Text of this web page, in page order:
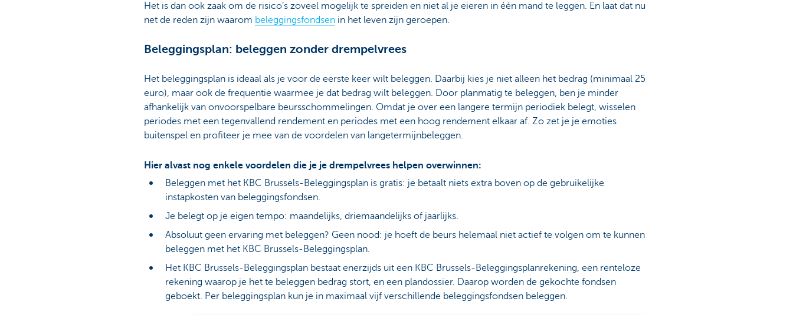
Het is dan ook zaak om de risico’s zoveel mogelijk te spreiden en niet al je eieren in één mand te leggen. En laat dat nu
net de reden zijn waarom beleggingsfondsen in het leven zijn geroepen.
Beleggingsplan: beleggen zonder drempelvrees
Het beleggingsplan is ideaal als je voor de eerste keer wilt beleggen. Daarbij kies je niet alleen het bedrag (minimaal 25
euro), maar ook de frequentie waarmee je dat bedrag wilt beleggen. Door planmatig te beleggen, ben je minder
afhankelijk van onvoorspelbare beursschommelingen. Omdat je over een langere termijn periodiek belegt, wisselen
periodes met een tegenvallend rendement en periodes met een hoog rendement elkaar af. Zo zet je je emoties
buitenspel en profiteer je mee van de voordelen van langetermijnbeleggen.
Hier alvast nog enkele voordelen die je je drempelvrees helpen overwinnen:
Beleggen met het KBC Brussels-Beleggingsplan is gratis: je betaalt niets extra boven op de gebruikelijke
instapkosten van beleggingsfondsen.
Je belegt op je eigen tempo: maandelijks, driemaandelijks of jaarlijks.
Absoluut geen ervaring met beleggen? Geen nood: je hoeft de beurs helemaal niet actief te volgen om te kunnen
beleggen met het KBC Brussels-Beleggingsplan.
Het KBC Brussels-Beleggingsplan bestaat enerzijds uit een KBC Brussels-Beleggingsplanrekening, een renteloze
rekening waarop je het te beleggen bedrag stort, en een plandossier. Daarop worden de gekochte fondsen
geboekt. Per beleggingsplan kun je in maximaal vijf verschillende beleggingsfondsen beleggen.